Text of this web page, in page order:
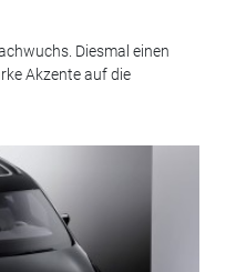
Diesmal einen
Akzente auf die